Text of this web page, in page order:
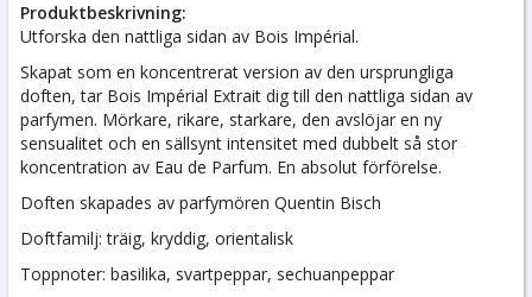
Produktbeskrivning:
Utforska den nattliga sidan av Bois Impérial.
Skapat som en koncentrerat version av den ursprungliga
doften, tar Bois Impérial Extrait dig till den nattliga sidan av
parfymen. Mörkare, rikare, starkare, den avslöjar en ny
sensualitet och en sällsynt intensitet med dubbelt så stor
koncentration av Eau de Parfum. En absolut förförelse.
Doften skapades av parfymören Quentin Bisch
Doftfamilj: träig, kryddig, orientalisk
Toppnoter: basilika, svartpeppar, sechuanpeppar